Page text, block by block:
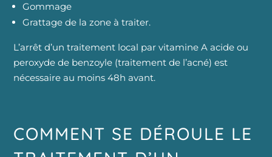
Gommage
Grattage de la zone à traiter.
L’arrêt d’un traitement local par vitamine A acide ou
peroxyde de benzoyle (traitement de l’acné) est
nécessaire au moins 48h avant.
COMMENT SE DÉROULE LE